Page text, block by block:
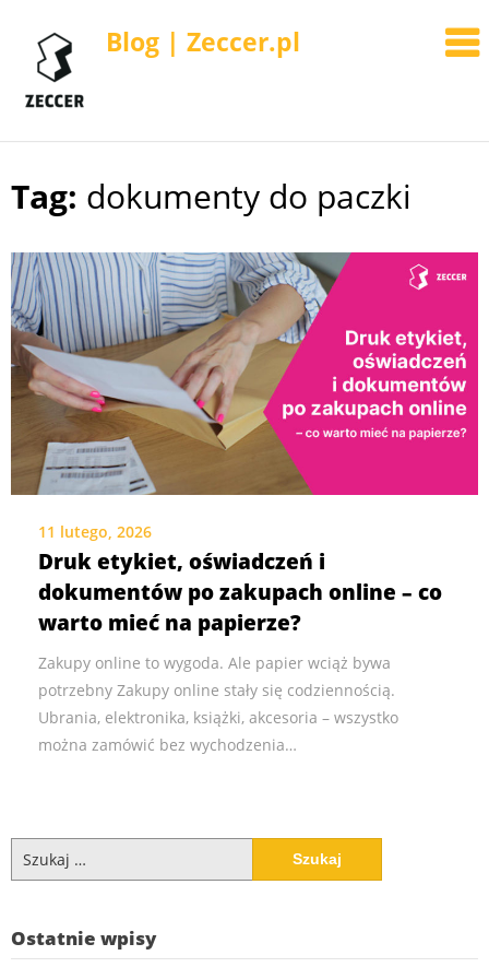
Blog | Zeccer.pl
Skip
Tag: dokumenty do paczki
11 lutego, 2026
Druk etykiet, oświadczeń i
dokumentów po zakupach online – co
warto mieć na papierze?
Zakupy online to wygoda. Ale papier wciąż bywa
potrzebny Zakupy online stały się codziennością.
Ubrania, elektronika, książki, akcesoria – wszystko
można zamówić bez wychodzenia…
Ostatnie wpisy